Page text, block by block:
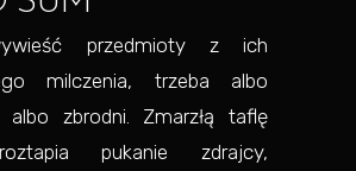
przedmioty z ich
milczenia, trzeba albo
albo zbrodni. Zmarzłą taflę
pukanie zdrajcy,